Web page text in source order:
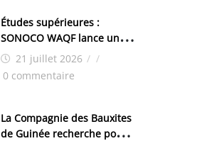
Études supérieures :
SONOCO WAQF lance un
programme de bourses
pour la Malaisie
21 juillet 2026 / /
0 commentaire
La Compagnie des Bauxites
de Guinée recherche pour